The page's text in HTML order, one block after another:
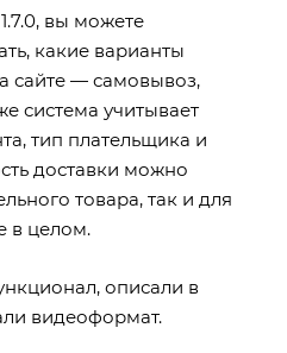
вы можете
какие варианты
сайте — самовывоз,
система учитывает
тип плательщика и
доставки можно
товара, так и для
в целом.
описали в
видеоформат.